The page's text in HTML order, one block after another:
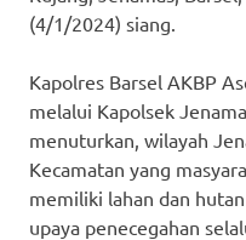
(4/1/2024) siang.
Kapolres Barsel AKBP
melalui Kapolsek
menuturkan, wilayah
Kecamatan yang
memiliki lahan dan
upaya penecegahan